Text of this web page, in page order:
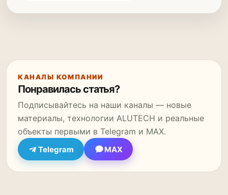
КАНАЛЫ КОМПАНИИ
Понравилась статья?
Подписывайтесь на наши каналы — новые
материалы, технологии ALUTECH и реальные
объекты первыми в Telegram и MAX.
Telegram MAX